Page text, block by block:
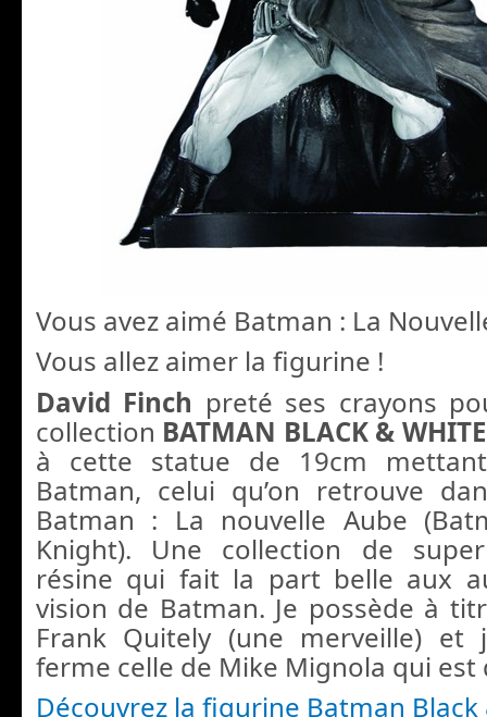
Vous avez aimé Batman : La
Vous allez aimer la figurine !
David Finch preté ses crayons
collection BATMAN BLACK &
à cette statue de 19cm
Batman, celui qu’on retrouve
Batman : La nouvelle Aube
Knight). Une collection de
résine qui fait la part belle aux
vision de Batman. Je possède à
Frank Quitely (une merveille) et
ferme celle de Mike Mignola qui
Découvrez la figurine Batman Black